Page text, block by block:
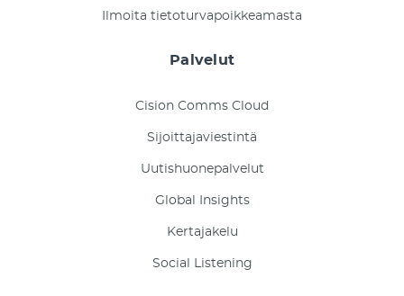
Ilmoita tietoturvapoikkeamasta
Palvelut
Cision Comms Cloud
Sijoittajaviestintä
Uutishuonepalvelut
Global Insights
Kertajakelu
Social Listening